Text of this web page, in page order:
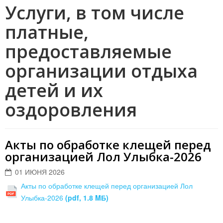
Услуги, в том числе
платные,
предоставляемые
организации отдыха
детей и их
оздоровления
Акты по обработке клещей перед
организацией Лол Улыбка-2026
01 ИЮНЯ 2026
Акты по обработке клещей перед организацией Лол
Улыбка-2026 (pdf, 1.8 MБ)